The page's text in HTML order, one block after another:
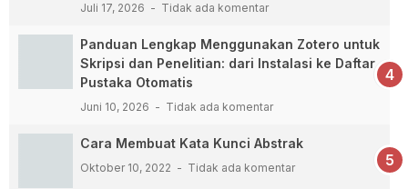
Juli 17, 2026 Tidak ada komentar
Panduan Lengkap Menggunakan Zotero untuk
Skripsi dan Penelitian: dari Instalasi ke Daftar
Pustaka Otomatis
Juni 10, 2026 Tidak ada komentar
Cara Membuat Kata Kunci Abstrak
Oktober 10, 2022 Tidak ada komentar